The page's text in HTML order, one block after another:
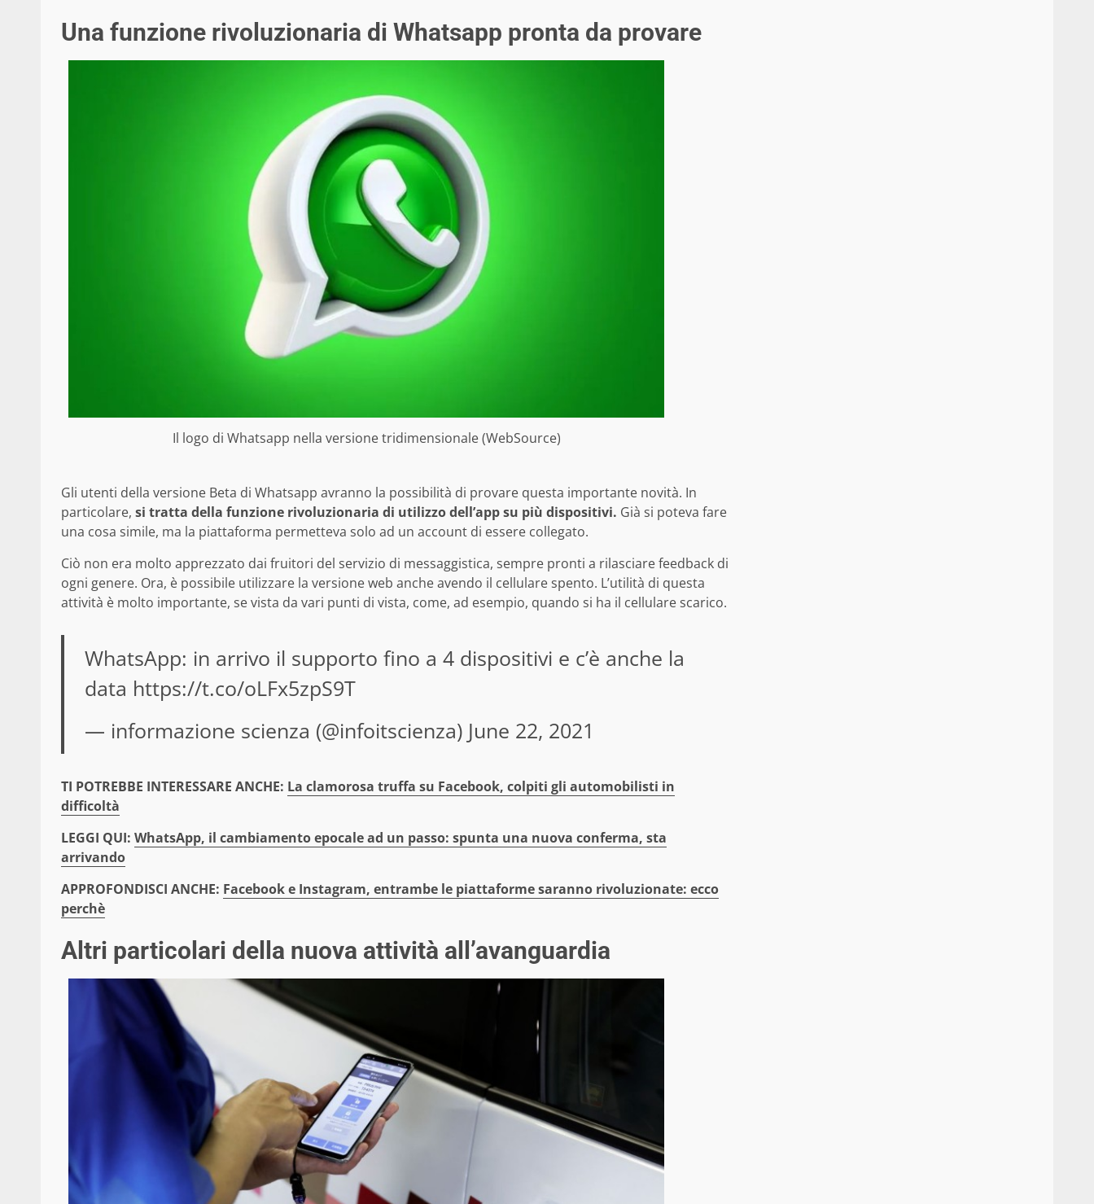
Una funzione rivoluzionaria di Whatsapp pronta da provare
Il logo di Whatsapp nella versione tridimensionale (WebSource)
Gli utenti della versione Beta di Whatsapp avranno la possibilità di provare questa importante novità. In
particolare, si tratta della funzione rivoluzionaria di utilizzo dell’app su più dispositivi. Già si poteva fare
una cosa simile, ma la piattaforma permetteva solo ad un account di essere collegato.
Ciò non era molto apprezzato dai fruitori del servizio di messaggistica, sempre pronti a rilasciare feedback di
ogni genere. Ora, è possibile utilizzare la versione web anche avendo il cellulare spento. L’utilità di questa
attività è molto importante, se vista da vari punti di vista, come, ad esempio, quando si ha il cellulare scarico.
WhatsApp: in arrivo il supporto fino a 4 dispositivi e c’è anche la
data https://t.co/oLFx5zpS9T
— informazione scienza (@infoitscienza) June 22, 2021
TI POTREBBE INTERESSARE ANCHE: La clamorosa truffa su Facebook, colpiti gli automobilisti in
difficoltà
LEGGI QUI: WhatsApp, il cambiamento epocale ad un passo: spunta una nuova conferma, sta
arrivando
APPROFONDISCI ANCHE: Facebook e Instagram, entrambe le piattaforme saranno rivoluzionate: ecco
perchè
Altri particolari della nuova attività all’avanguardia